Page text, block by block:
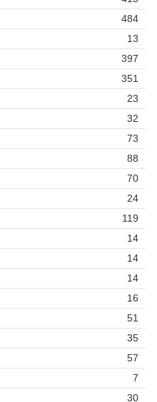
484
13
397
351
23
32
73
88
70
24
119
14
14
14
16
51
35
57
7
30